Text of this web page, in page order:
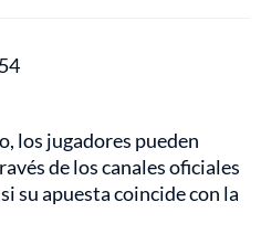
los jugadores pueden
de los canales oficiales
su apuesta coincide con la